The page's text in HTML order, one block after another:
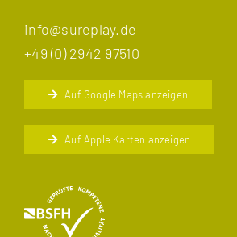
info@sureplay.de
+49 (0) 2942 97510
Auf Google Maps anzeigen
Auf Apple Karten anzeigen